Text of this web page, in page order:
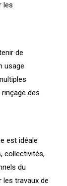
les
de
usage
des
est idéale
collectivités,
du
les travaux de